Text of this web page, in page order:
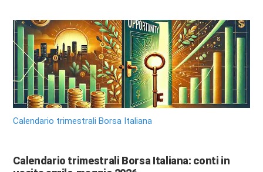
Calendario trimestrali Borsa Italiana
Calendario trimestrali Borsa Italiana: conti in